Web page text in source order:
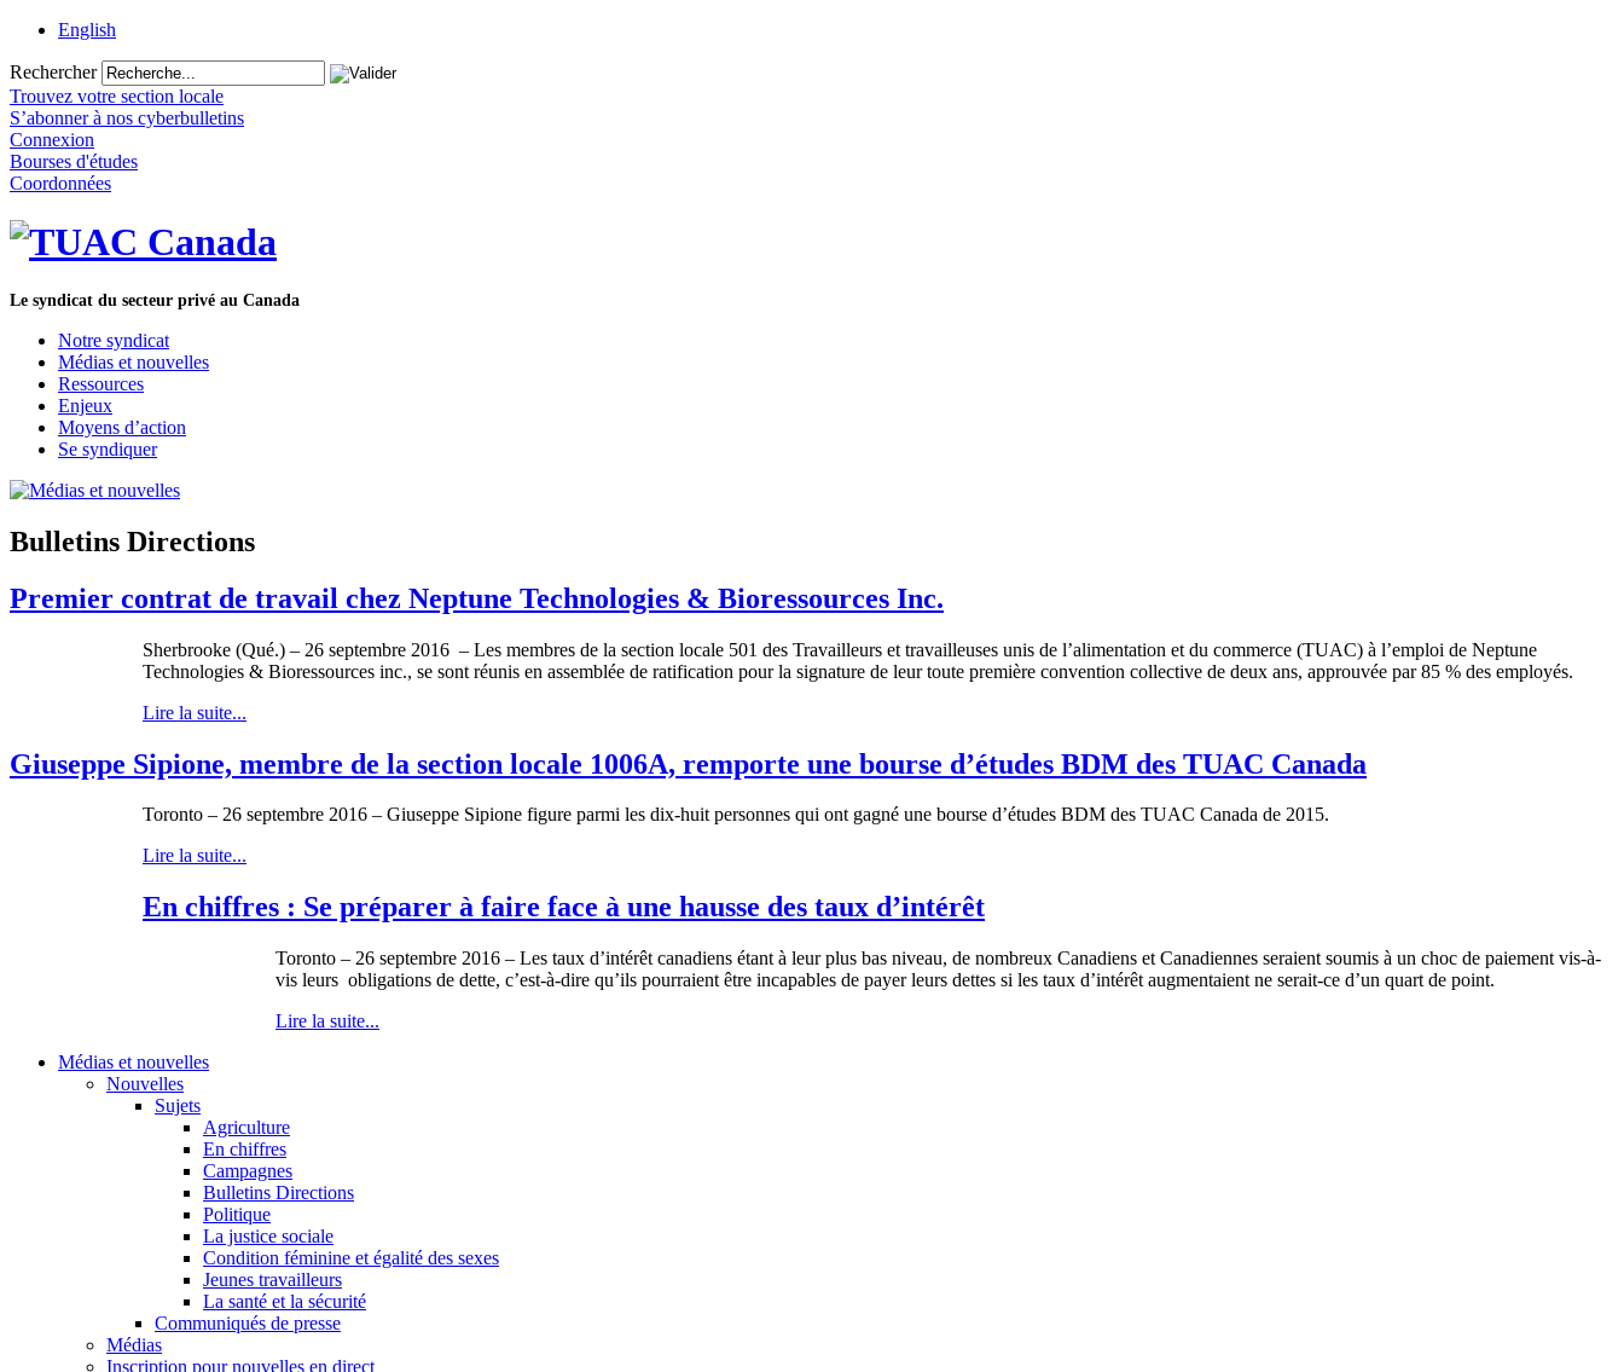
English
Rechercher
Trouvez votre section locale
S’abonner à nos cyberbulletins
Connexion
Bourses d'études
Coordonnées
Le syndicat du secteur privé au Canada
Notre syndicat
Médias et nouvelles
Ressources
Enjeux
Moyens d’action
Se syndiquer
Bulletins Directions
Premier contrat de travail chez Neptune Technologies & Bioressources Inc.
Sherbrooke (Qué.) – 26 septembre 2016 – Les membres de la section locale 501 des Travailleurs et travailleuses unis de l’alimentation et du commerce (TUAC) à l’emploi de Neptune
Technologies & Bioressources inc., se sont réunis en assemblée de ratification pour la signature de leur toute première convention collective de deux ans, approuvée par 85 % des employés.
Lire la suite...
Giuseppe Sipione, membre de la section locale 1006A, remporte une bourse d’études BDM des TUAC Canada
Toronto – 26 septembre 2016 – Giuseppe Sipione figure parmi les dix-huit personnes qui ont gagné une bourse d’études BDM des TUAC Canada de 2015.
Lire la suite...
En chiffres : Se préparer à faire face à une hausse des taux d’intérêt
Toronto – 26 septembre 2016 – Les taux d’intérêt canadiens étant à leur plus bas niveau, de nombreux Canadiens et Canadiennes seraient soumis à un choc de paiement vis-à-
vis leurs obligations de dette, c’est-à-dire qu’ils pourraient être incapables de payer leurs dettes si les taux d’intérêt augmentaient ne serait-ce d’un quart de point.
Lire la suite...
Médias et nouvelles
Nouvelles
Sujets
Agriculture
En chiffres
Campagnes
Bulletins Directions
Politique
La justice sociale
Condition féminine et égalité des sexes
Jeunes travailleurs
La santé et la sécurité
Communiqués de presse
Médias
Inscription pour nouvelles en direct